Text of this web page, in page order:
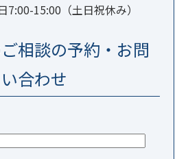
7:00-15:00（土日祝休み）
相談の予約・お問
い合わせ